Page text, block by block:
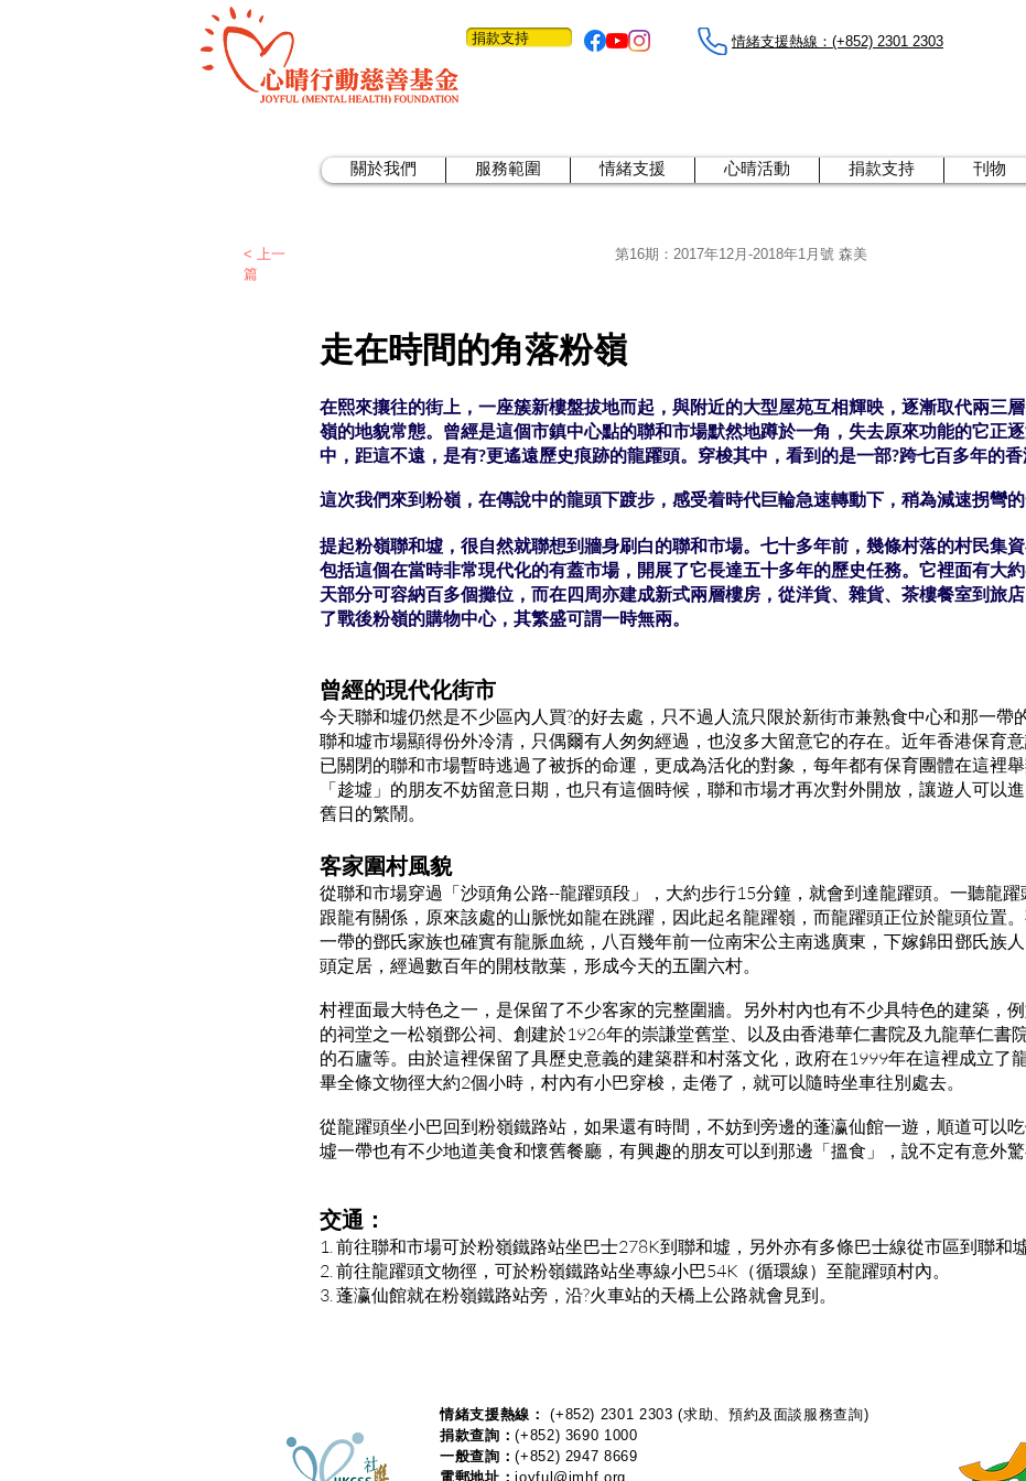
捐款支持 情緒支援熱線：​​(+852) 2301 2303
關於我們 服務範圍 情緒支援 心晴活動 捐款支持 刊物
< 上一
篇
第16期：2017年12月-2018年1月號 森美
走在時間的角落粉嶺
在熙來攘往的街上，一座簇新樓盤拔地而起，與附近的大型屋苑互相輝映，逐漸取代兩三
嶺的地貌常態。曾經是這個市鎮中心點的聯和市場默然地蹲於一角，失去原來功能的它正
中，距這不遠，是有?更遙遠歷史痕跡的龍躍頭。穿梭其中，看到的是一部?跨七百多年的香
這次我們來到粉嶺，在傳說中的龍頭下踱步，感受着時代巨輪急速轉動下，稍為減速拐彎的
提起粉嶺聯和墟，很自然就聯想到牆身刷白的聯和市場。七十多年前，幾條村落的村民集
包括這個在當時非常現代化的有蓋市場，開展了它長達五十多年的歷史任務。它裡面有大
天部分可容納百多個攤位，而在四周亦建成新式兩層樓房，從洋貨、雜貨、茶樓餐室到旅
了戰後粉嶺的購物中心，其繁盛可謂一時無兩。
曾經的現代化街市
今天聯和墟仍然是不少區內人買?的好去處，只不過人流只限於新街市兼熟食中心和那一帶
聯和墟市場顯得份外冷清，只偶爾有人匆匆經過，也沒多大留意它的存在。近年香港保育
已關閉的聯和市場暫時逃過了被拆的命運，更成為活化的對象，每年都有保育團體在這裡
「趁墟」的朋友不妨留意日期，也只有這個時候，聯和市場才再次對外開放，讓遊人可以
舊日的繁鬧。
客家圍村風貌
從聯和市場穿過「沙頭角公路--龍躍頭段」，大約步行15分鐘，就會到達龍躍頭。一聽龍
跟龍有關係，原來該處的山脈恍如龍在跳躍，因此起名龍躍嶺，而龍躍頭正位於龍頭位置
一帶的鄧氏家族也確實有龍脈血統，八百幾年前一位南宋公主南逃廣東，下嫁錦田鄧氏族
頭定居，經過數百年的開枝散葉，形成今天的五圍六村。
村裡面最大特色之一，是保留了不少客家的完整圍牆。另外村內也有不少具特色的建築，
的祠堂之一松嶺鄧公祠、創建於1926年的崇謙堂舊堂、以及由香港華仁書院及九龍華仁書
的石廬等。由於這裡保留了具歷史意義的建築群和村落文化，政府在1999年在這裡成立了
畢全條文物徑大約2個小時，村內有小巴穿梭，走倦了，就可以隨時坐車往別處去。
從龍躍頭坐小巴回到粉嶺鐵路站，如果還有時間，不妨到旁邊的蓬瀛仙館一遊，順道可以
墟一帶也有不少地道美食和懷舊餐廳，有興趣的朋友可以到那邊「搵食」，說不定有意外驚
交通：
1. 前往聯和市場可於粉嶺鐵路站坐巴士278K到聯和墟，另外亦有多條巴士線從市區到聯和墟
2. 前往龍躍頭文物徑，可於粉嶺鐵路站坐專線小巴54K（循環線）至龍躍頭村內。
3. 蓬瀛仙館就在粉嶺鐵路站旁，沿?火車站的天橋上公路就會見到。
情緒支援熱線：​​(+852) 2301 2303(求助、預約及面談服務查詢)
捐款查詢：(+852) 3690 1000
一般查詢：(+852) 2947 8669
電郵地址：joyful@jmhf.org